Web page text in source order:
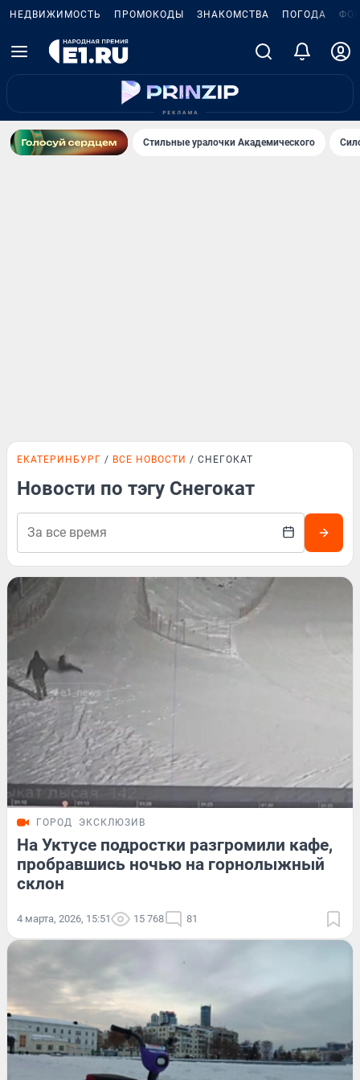
НЕДВИЖИМОСТЬ ПРОМОКОДЫ ЗНАКОМСТВА ПОГОДА
Стильные уралочки Академического
ЕКАТЕРИНБУРГ ВСЕ НОВОСТИ СНЕГОКАТ
Новости по тэгу Снегокат
ГОРОД ЭКСКЛЮЗИВ
На Уктусе подростки разгромили кафе,
пробравшись ночью на горнолыжный
склон
4 марта, 2026, 15:51 15 768 81